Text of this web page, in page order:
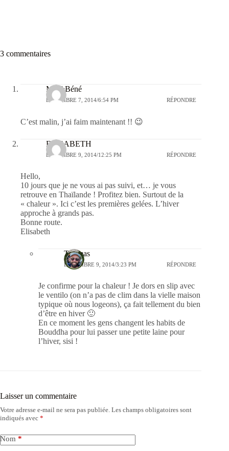
3 commentaires
Mat&Béné
DÉCEMBRE 7, 2014/6:54 PM RÉPONDRE
C’est malin, j’ai faim maintenant !! 😉
ELISABETH
DÉCEMBRE 9, 2014/12:25 PM RÉPONDRE
Hello,
10 jours que je ne vous ai pas suivi, et… je vous
retrouve en Thaïlande ! Profitez bien. Surtout de la
« chaleur ». Ici c’est les premières gelées. L’hiver
approche à grands pas.
Bonne route.
Elisabeth
Thomas
DÉCEMBRE 9, 2014/3:23 PM RÉPONDRE
Je confirme pour la chaleur ! Je dors en slip avec
le ventilo (on n’a pas de clim dans la vielle maison
typique où nous logeons), ça fait tellement du bien
d’être en hiver 🙂
En ce moment les gens changent les habits de
Bouddha pour lui passer une petite laine pour
l’hiver, sisi !
Laisser un commentaire
Votre adresse e-mail ne sera pas publiée. Les champs obligatoires sont
indiqués avec *
Nom *